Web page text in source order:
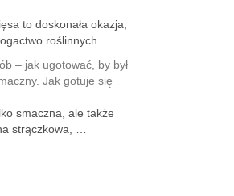
to doskonała okazja,
roślinnych …
– jak ugotować, by był
Jak gotuje się
smaczna, ale także
strączkowa, …